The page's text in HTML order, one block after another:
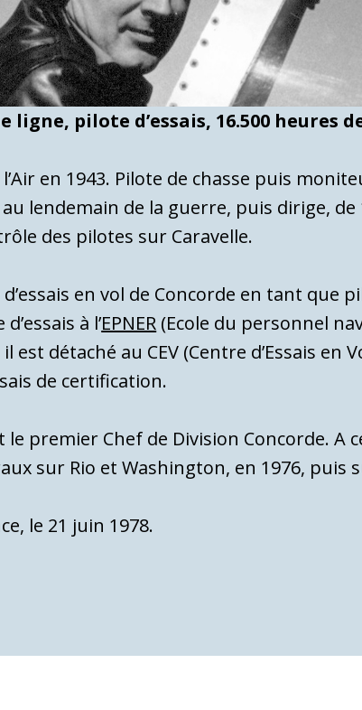
ligne, pilote d’essais, 16.500 heures
en 1943. Pilote de chasse puis
lendemain de la guerre, puis dirige,
des pilotes sur Caravelle.
en vol de Concorde en tant que
à l’EPNER (Ecole du personnel
est détaché au CEV (Centre d’Essais en
de certification.
le premier Chef de Division Concorde. A
sur Rio et Washington, en 1976, puis
le 21 juin 1978.